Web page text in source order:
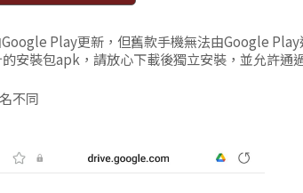
Play更新，但舊款手機無法由Google Play
安裝包apk，請放心下載後獨立安裝，並允許通
不同